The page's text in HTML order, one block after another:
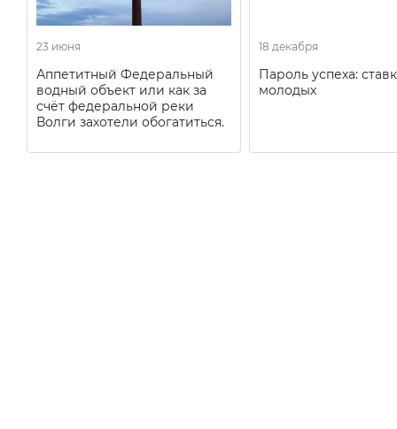
23 июня
Аппетитный Федеральный
водный объект или как за
счёт федеральной реки
Волги захотели обогатиться.
18 декабря
Пароль успеха:
молодых